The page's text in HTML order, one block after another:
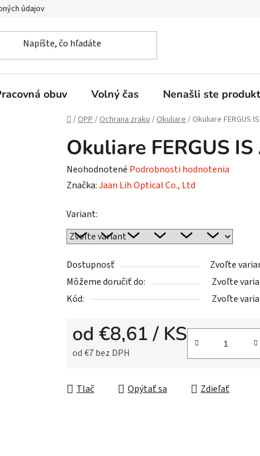
údajov
obuv Volný čas Nenašli ste
Domov
/OPP/Ochrana zraku/Okuliare/ Okuliare FERGUS
Okuliare FERGUS IS
Priemerné
hodnotenie
je
0,0
z
5
hviezdičiek.
Neohodnotené Podrobnosti hodnotenia
Značka:Jaan Lih Optical Co., Ltd
Variant:
Dostupnosť
Zvoľte
Môžeme doručiť do:
Zvoľte
Kód:
Zvoľte
od €8,61 / KS
od€7bez DPH
Tlač Opýtať sa Zdieľať